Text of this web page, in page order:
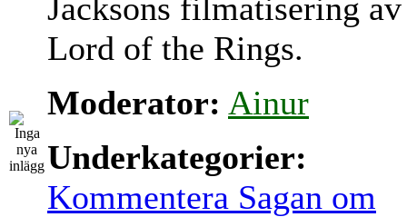
Jacksons filmatisering
Lord of the Rings.
Moderator: Ainur
Underkategorier:
Kommentera Sagan om